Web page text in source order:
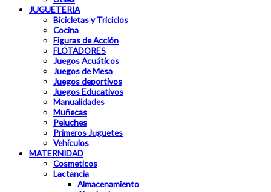
JUGUETERIA
Bicicletas y Triciclos
Cocina
Figuras de Acción
FLOTADORES
Juegos Acuáticos
Juegos de Mesa
Juegos deportivos
Juegos Educativos
Manualidades
Muñecas
Peluches
Primeros Juguetes
Vehículos
MATERNIDAD
Cosmeticos
Lactancia
Almacenamiento